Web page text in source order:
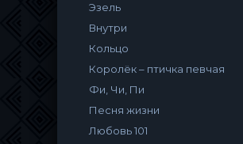
Эзель
Внутри
Кольцо
Королёк – птичка певчая
Фи, Чи, Пи
Песня жизни
Любовь 101